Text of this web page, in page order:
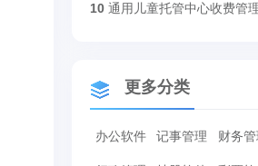
10 通用儿童托管中心收费管
更多分类
办公软件 记事管理 财务